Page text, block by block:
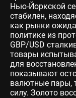
Нью-Йоркской
стабилен,
как рынки
политике из
GBP/USD
товары
для
показывают
валютные пары,
силу. Золото